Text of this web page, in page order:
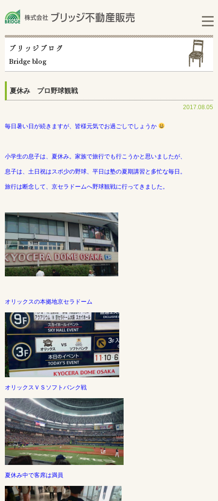
ブリッジブログ
Bridge blog
夏休み プロ野球観戦
2017.08.05
毎日暑い日が続きますが、皆様元気でお過ごしでしょうか
小学生の息子は、夏休み。家族で旅行でも行こうかと思いましたが、
息子は、土日祝はスポ少の野球、平日は塾の夏期講習と多忙な毎日。
旅行は断念して、京セラドームへ野球観戦に行ってきました。
オリックスの本拠地京セラドーム
オリックスＶＳソフトバンク戦
夏休み中で客席は満員